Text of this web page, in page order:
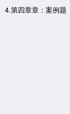
4.第四章章：案例题